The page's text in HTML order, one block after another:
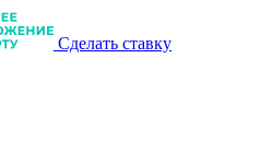
Сделать ставку